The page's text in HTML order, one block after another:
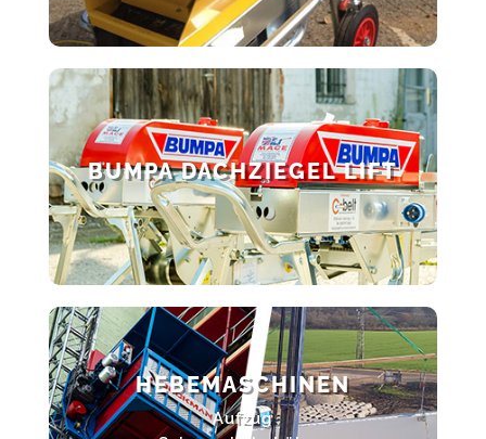
BUMPA DACHZIEGEL LIFT
HEBEMASCHINEN
Aufzug